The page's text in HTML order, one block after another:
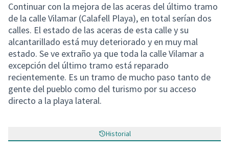
Continuar con la mejora de las aceras del último tramo
de la calle Vilamar (Calafell Playa), en total serían dos
calles. El estado de las aceras de esta calle y su
alcantarillado está muy deteriorado y en muy mal
estado. Se ve extraño ya que toda la calle Vilamar a
excepción del último tramo está reparado
recientemente. Es un tramo de mucho paso tanto de
gente del pueblo como del turismo por su acceso
directo a la playa lateral.
Historial